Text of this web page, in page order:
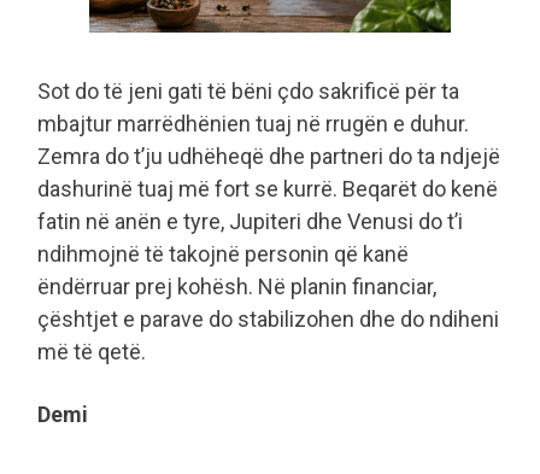
Sot do të jeni gati të bëni çdo sakrificë për ta
mbajtur marrëdhënien tuaj në rrugën e duhur.
Zemra do t’ju udhëheqë dhe partneri do ta ndjejë
dashurinë tuaj më fort se kurrë. Beqarët do kenë
fatin në anën e tyre, Jupiteri dhe Venusi do t’i
ndihmojnë të takojnë personin që kanë
ëndërruar prej kohësh. Në planin financiar,
çështjet e parave do stabilizohen dhe do ndiheni
më të qetë.
Demi